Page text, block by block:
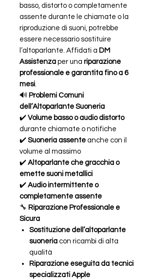
basso, distorto o completamente
assente durante le chiamate o la
riproduzione di suoni, potrebbe
essere necessario sostituire
l’altoparlante. Affidati a DM
Assistenza per una riparazione
professionale e garantita fino a 6
mesi
🔊 Problemi Comuni
dell’Altoparlante Suoneria
✔️ Volume basso o audio distorto
durante chiamate o notifiche
✔️ Suoneria assente anche con il
volume al massimo
✔️ Altoparlante che gracchia o
emette suoni metallici
✔️ Audio intermittente o
completamente assente
🔧 Riparazione Professionale e
Sicura
Sostituzione dell’altoparlante
suoneria con ricambi di alta
qualità
Riparazione eseguita da tecnici
specializzati Apple